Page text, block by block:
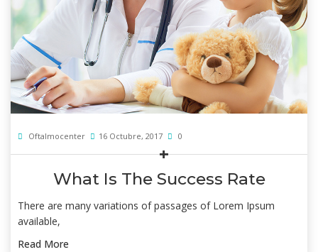
Oftalmocenter 16 Octubre, 2017 0
What Is The Success Rate
There are many variations of passages of Lorem Ipsum
available,
Read More